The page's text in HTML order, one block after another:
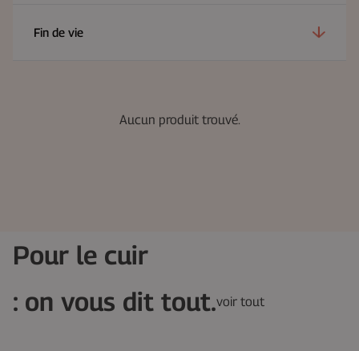
Fin de vie
Aucun produit trouvé.
Pour le cuir
: on vous dit tout.voir tout